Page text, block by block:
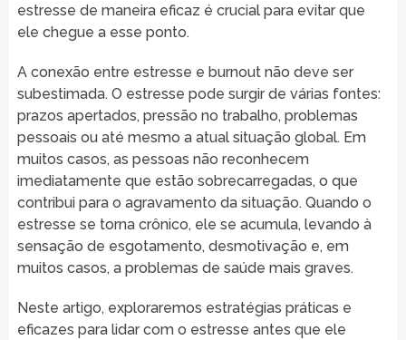
estresse de maneira eficaz é crucial para evitar que
ele chegue a esse ponto.
A conexão entre estresse e burnout não deve ser
subestimada. O estresse pode surgir de várias fontes:
prazos apertados, pressão no trabalho, problemas
pessoais ou até mesmo a atual situação global. Em
muitos casos, as pessoas não reconhecem
imediatamente que estão sobrecarregadas, o que
contribui para o agravamento da situação. Quando o
estresse se torna crônico, ele se acumula, levando à
sensação de esgotamento, desmotivação e, em
muitos casos, a problemas de saúde mais graves.
Neste artigo, exploraremos estratégias práticas e
eficazes para lidar com o estresse antes que ele